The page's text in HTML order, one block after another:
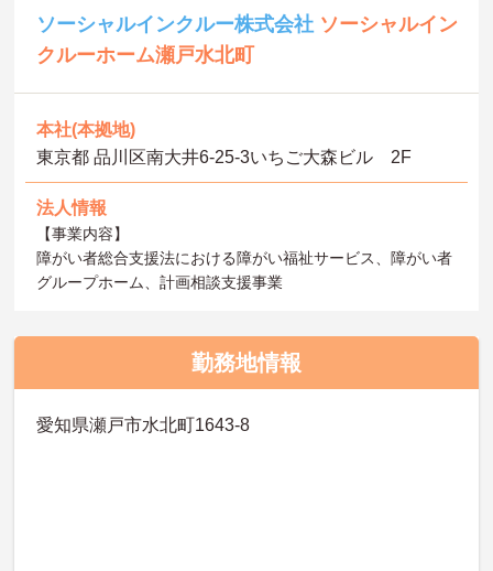
ソーシャルインクルー株式会社 ソーシャルイン
クルーホーム瀬戸水北町
本社(本拠地)
東京都 品川区南大井6-25-3いちご大森ビル 2F
法人情報
【事業内容】
障がい者総合支援法における障がい福祉サービス、障がい者
グループホーム、計画相談支援事業
勤務地情報
愛知県瀬戸市水北町1643-8